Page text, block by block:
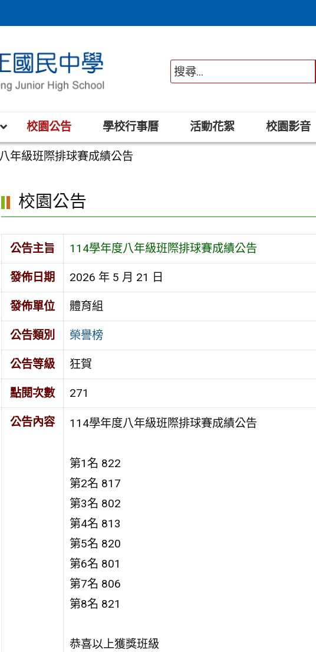
校園公告 學校行事曆 活動花絮 校園影音
年級班際排球賽成績公告
校園公告
公告主旨 114學年度八年級班際排球賽成績公告
發佈日期 2026 年 5 月 21 日
發佈單位 體育組
公告類別 榮譽榜
公告等級 狂賀
點閱次數 271
公告內容 114學年度八年級班際排球賽成績公告
第1名 822
第2名 817
第3名 802
第4名 813
第5名 820
第6名 801
第7名 806
第8名 821
恭喜以上獲獎班級